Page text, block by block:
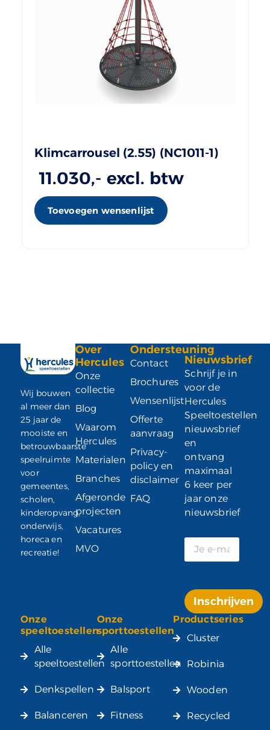
Klimcarrousel (2.55) (NC1011-1)
11.030,- excl. btw
Toevoegen wensenlijst
Wij bouwen
al meer dan
25 jaar de
mooiste en
betrouwbaarste
speelruimte
voor
gemeentes,
scholen,
kinderopvang,
onderwijs,
horeca en
recreatie!
Over
Hercules
Onze
collectie
Blog
Waarom
Hercules
Materialen
Branches
Afgeronde
projecten
Vacatures
MVO
Ondersteuning
Contact
Brochures
Wensenlijst
Offerte
aanvraag
Privacy-
policy en
disclaimer
FAQ
Nieuwsbrief
Schrijf je in
voor de
Hercules
Speeltoestellen
nieuwsbrief
en
ontvang
maximaal
6 keer per
jaar onze
nieuwsbrief
Inschrijven
Alternative:
Onze
speeltoestellen
Alle
speeltoestellen
Denkspellen
Balanceren
Onze
sporttoestellen
Alle
sporttoestellen
Balsport
Fitness
Productseries
Cluster
Robinia
Wooden
Recycled